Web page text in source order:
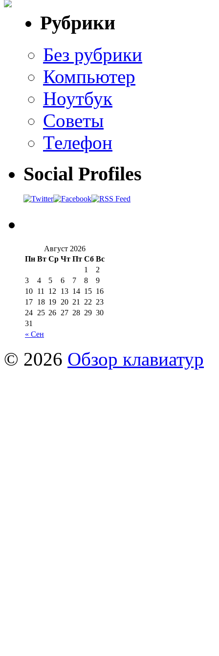
Рубрики
Без рубрики
Компьютер
Ноутбук
Советы
Телефон
Social Profiles
Август 2026
Пн Вт Ср Чт Пт Сб Вс
« Сен
1
2
3
4 5 6 7 8
9
10 11 12 13 14 15 16
17 18 19 20 21 22 23
24 25 26 27 28 29 30
31
© 2026 Обзор клавиатур